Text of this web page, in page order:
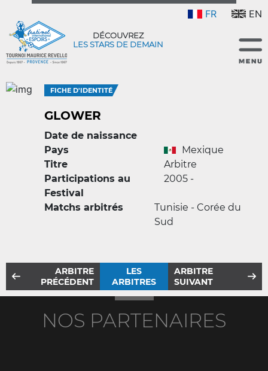
FR EN
DÉCOUVREZ
LES STARS DE DEMAIN
FICHE D'IDENTITÉ
GLOWER
Date de naissance
Pays
Mexique
Titre
Arbitre
Participations au
Festival
2005 -
Matchs arbitrés
Tunisie - Corée du
Sud
ARBITRE
PRÉCÉDENT
LES
ARBITRES
ARBITRE
SUIVANT
NOS PARTENAIRES